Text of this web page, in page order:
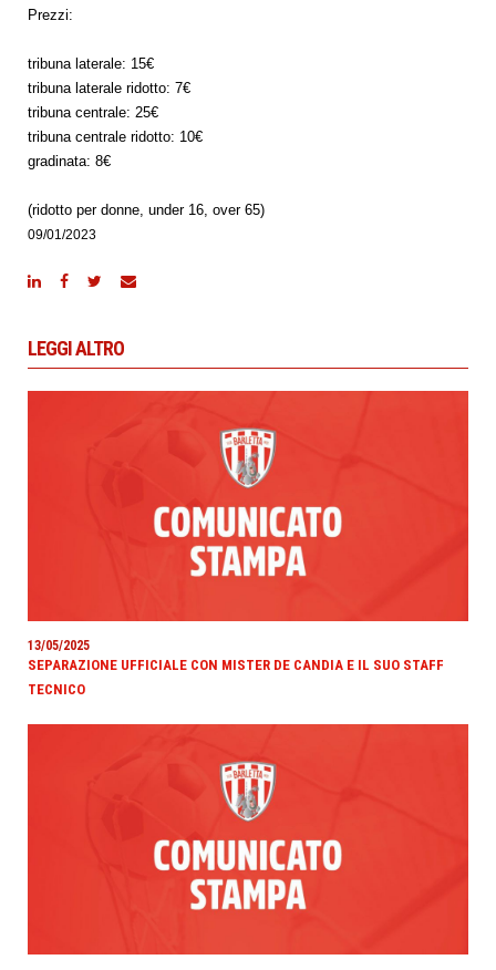
Prezzi:
tribuna laterale: 15€
tribuna laterale ridotto: 7€
tribuna centrale: 25€
tribuna centrale ridotto: 10€
gradinata: 8€
(ridotto per donne, under 16, over 65)
09/01/2023
LEGGI ALTRO
13/05/2025
SEPARAZIONE UFFICIALE CON MISTER DE CANDIA E IL SUO STAFF
TECNICO